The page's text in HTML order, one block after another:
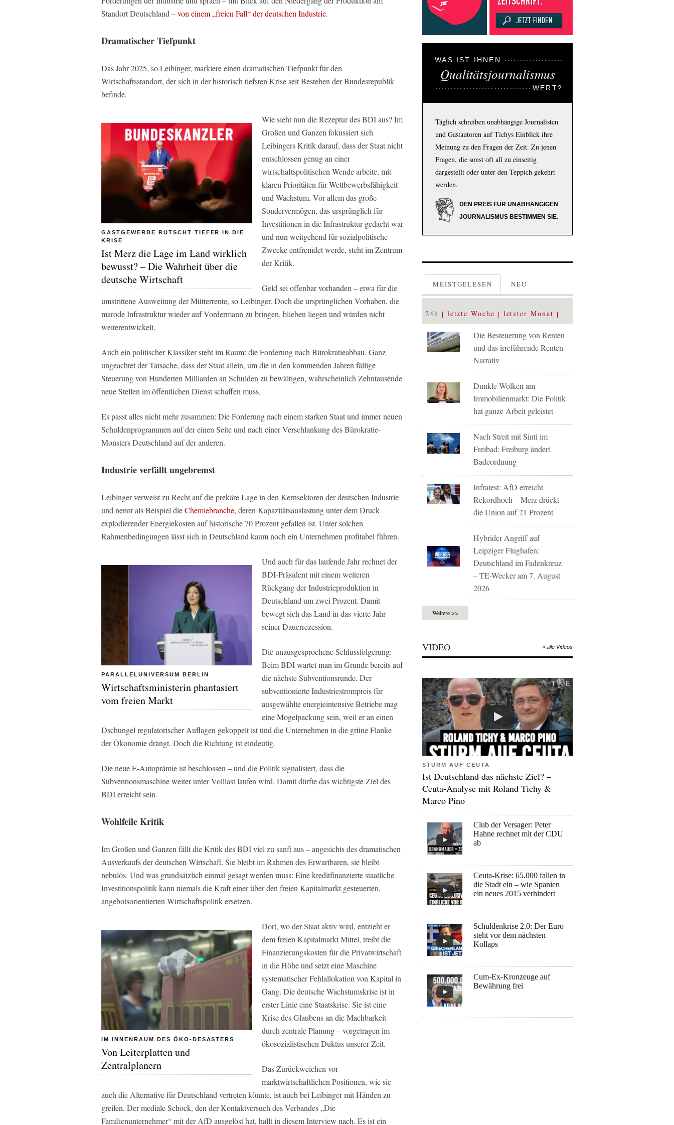
Standort Deutschland –von einem „freien Fall“ der deutschen Industrie.
Dramatischer Tiefpunkt
Das Jahr 2025, so Leibinger, markiere einen dramatischen Tiefpunkt für den
Wirtschaftsstandort, der sich in der historisch tiefsten Krise seit Bestehen der Bundesrepublik
befinde.
GASTGEWERBE RUTSCHT TIEFER IN DIE
KRISE
Ist Merz die Lage im Land wirklich
bewusst? – Die Wahrheit über die
deutsche Wirtschaft
Wie sieht nun die Rezeptur des BDI aus? Im
Großen und Ganzen fokussiert sich
Leibingers Kritik darauf, dass der Staat nicht
entschlossen genug an einer
wirtschaftspolitischen Wende arbeite, mit
klaren Prioritäten für Wettbewerbsfähigkeit
und Wachstum. Vor allem das große
Sondervermögen, das ursprünglich für
Investitionen in die Infrastruktur gedacht war
und nun weitgehend für sozialpolitische
Zwecke entfremdet werde, steht im Zentrum
der Kritik.
Geld sei offenbar vorhanden – etwa für die
umstrittene Ausweitung der Mütterrente, so Leibinger. Doch die ursprünglichen Vorhaben, die
marode Infrastruktur wieder auf Vordermann zu bringen, blieben liegen und würden nicht
weiterentwickelt.
Auch ein politischer Klassiker steht im Raum: die Forderung nach Bürokratieabbau. Ganz
ungeachtet der Tatsache, dass der Staat allein, um die in den kommenden Jahren fällige
Steuerung von Hunderten Milliarden an Schulden zu bewältigen, wahrscheinlich Zehntausende
neue Stellen im öffentlichen Dienst schaffen muss.
Es passt alles nicht mehr zusammen: Die Forderung nach einem starken Staat und immer neuen
Schuldenprogrammen auf der einen Seite und nach einer Verschlankung des Bürokratie-
Monsters Deutschland auf der anderen.
Industrie verfällt ungebremst
Leibinger verweist zu Recht auf die prekäre Lage in den Kernsektoren der deutschen Industrie
und nennt als Beispiel dieChemiebranche, deren Kapazitätsauslastung unter dem Druck
explodierender Energiekosten auf historische 70 Prozent gefallen ist. Unter solchen
Rahmenbedingungen lässt sich in Deutschland kaum noch ein Unternehmen profitabel führen.
PARALLELUNIVERSUM BERLIN
Wirtschaftsministerin phantasiert
vom freien Markt
Und auch für das laufende Jahr rechnet der
BDI-Präsident mit einem weiteren
Rückgang der Industrieproduktion in
Deutschland um zwei Prozent. Damit
bewegt sich das Land in das vierte Jahr
seiner Dauerrezession.
Die unausgesprochene Schlussfolgerung:
Beim BDI wartet man im Grunde bereits auf
die nächste Subventionsrunde. Der
subventionierte Industriestrompreis für
ausgewählte energieintensive Betriebe mag
eine Mogelpackung sein, weil er an einen
Dschungel regulatorischer Auflagen gekoppelt ist und die Unternehmen in die grüne Flanke
der Ökonomie drängt. Doch die Richtung ist eindeutig.
Die neue E-Autoprämie ist beschlossen – und die Politik signalisiert, dass die
Subventionsmaschine weiter unter Volllast laufen wird. Damit dürfte das wichtigste Ziel des
BDI erreicht sein.
Wohlfeile Kritik
Im Großen und Ganzen fällt die Kritik des BDI viel zu sanft aus – angesichts des dramatischen
Ausverkaufs der deutschen Wirtschaft. Sie bleibt im Rahmen des Erwartbaren, sie bleibt
nebulös. Und was grundsätzlich einmal gesagt werden muss: Eine kreditfinanzierte staatliche
Investitionspolitik kann niemals die Kraft einer über den freien Kapitalmarkt gesteuerten,
angebotsorientierten Wirtschaftspolitik ersetzen.
IM INNENRAUM DES ÖKO-DESASTERS
Von Leiterplatten und
Zentralplanern
Dort, wo der Staat aktiv wird, entzieht er
dem freien Kapitalmarkt Mittel, treibt die
Finanzierungskosten für die Privatwirtschaft
in die Höhe und setzt eine Maschine
systematischer Fehlallokation von Kapital in
Gang. Die deutsche Wachstumskrise ist in
erster Linie eine Staatskrise. Sie ist eine
Krise des Glaubens an die Machbarkeit
durch zentrale Planung – vorgetragen im
ökosozialistischen Duktus unserer Zeit.
Das Zurückweichen vor
marktwirtschaftlichen Positionen, wie sie
auch die Alternative für Deutschland vertreten könnte, ist auch bei Leibinger mit Händen zu
greifen. Der mediale Schock, den der Kontaktversuch des Verbandes „Die
Familienunternehmer“ mit der AfD ausgelöst hat, hallt in diesem Interview nach. Es ist ein
WAS IST IHNEN
Qualitätsjournalismus
WERT?
Täglich schreiben unabhängige Journalisten
und Gastautoren auf Tichys Einblick ihre
Meinung zu den Fragen der Zeit. Zu jenen
Fragen, die sonst oft all zu einseitig
dargestellt oder unter den Teppich gekehrt
werden.
DEN PREIS FÜR UNABHÄNGIGEN
JOURNALISMUS BESTIMMEN SIE.
MEISTGELESEN NEU
24h letzte Woche letzter Monat
Die Besteuerung von Renten
und das irreführende Renten-
Narrativ
Dunkle Wolken am
Immobilienmarkt: Die Politik
hat ganze Arbeit geleistet
Nach Streit mit Sinti im
Freibad: Freiburg ändert
Badeordnung
Infratest: AfD erreicht
Rekordhoch – Merz drückt
die Union auf 21 Prozent
Hybrider Angriff auf
Leipziger Flughafen:
Deutschland im Fadenkreuz
– TE-Wecker am 7. August
2026
Weitere >>
VIDEO » alle Videos
STURM AUF CEUTA
Ist Deutschland das nächste Ziel? –
Ceuta-Analyse mit Roland Tichy &
Marco Pino
Club der Versager: Peter
Hahne rechnet mit der CDU
ab
Ceuta-Krise: 65.000 fallen in
die Stadt ein – wie Spanien
ein neues 2015 verhindert
Schuldenkrise 2.0: Der Euro
steht vor dem nächsten
Kollaps
Cum-Ex-Kronzeuge auf
Bewährung frei